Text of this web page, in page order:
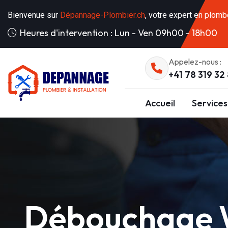
Bienvenue sur Dépannage-Plombier.ch, votre expert en
Heures d'intervention : Lun - Ven 09h00 - 18h00
Appelez-nous :
+41 78 319
Accueil Services
Débouchage